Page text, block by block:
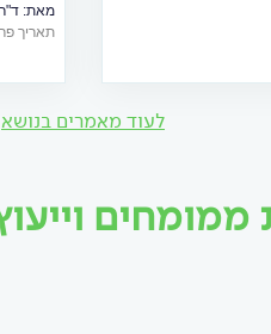
אפשר
מאת:
תאריך פרסום:
לעוד מאמרים בנושא
וייעוץ